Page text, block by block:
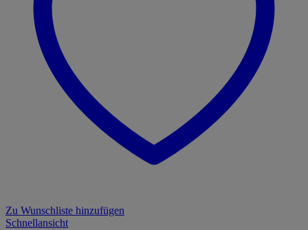
Zu Wunschliste hinzufügen
Schnellansicht